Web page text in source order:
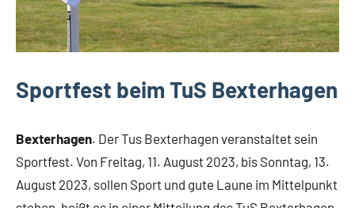
Sportfest beim TuS Bexterhagen
Bexterhagen. Der Tus Bexterhagen veranstaltet sein
Sportfest. Von Freitag, 11. August 2023, bis Sonntag, 13.
August 2023, sollen Sport und gute Laune im Mittelpunkt